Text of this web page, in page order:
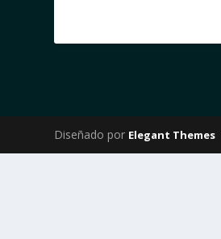
Diseñado por Elegant Themes